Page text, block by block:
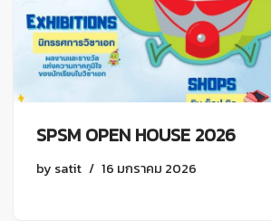
SPSM OPEN HOUSE 2026
by satit 16 มกราคม 2026